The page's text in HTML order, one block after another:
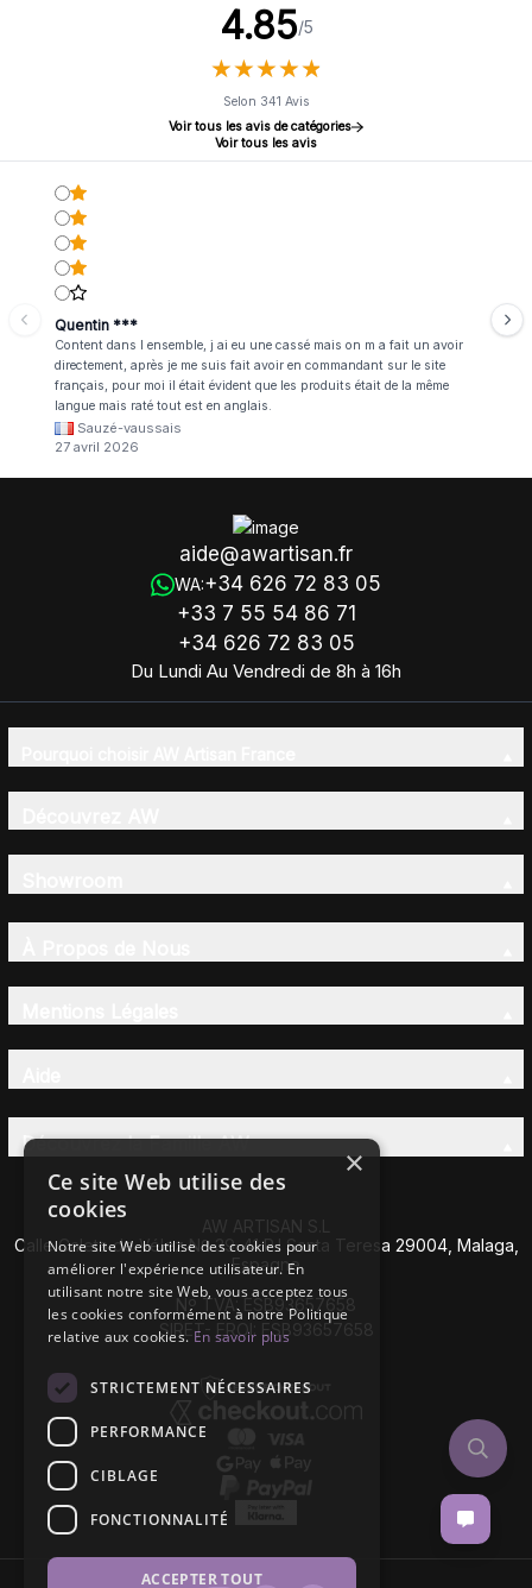
4.85/5
★★★★★
★★★★★
Selon 341 Avis
Voir tous les avis de catégories
Voir tous les avis
Quentin ***
Content dans l ensemble, j ai eu une cassé mais on m a fait un avoir
directement, après je me suis fait avoir en commandant sur le site
français, pour moi il était évident que les produits était de la même
langue mais raté tout est en anglais.
Sauzé-vaussais
27 avril 2026
aide@awartisan.fr
WA:+34 626 72 83 05
+33 7 55 54 86 71
+34 626 72 83 05
Du Lundi Au Vendredi de 8h à 16h
Découvrez la Famille AW
AW ARTISAN S.L
Calle Caleta de Vélez Nº 39-41 P.I Santa Teresa 29004, Malaga,
Espagne
Nº TVA: ESB93657658
SIRET- EROI: ESB93657658
×
Ce site Web utilise des
cookies
Notre site Web utilise des cookies pour
améliorer l'expérience utilisateur. En
utilisant notre site Web, vous acceptez tous
les cookies conformément à notre Politique
relative aux cookies.En savoir plus
STRICTEMENT NÉCESSAIRES
PERFORMANCE
CIBLAGE
FONCTIONNALITÉ
ACCEPTER TOUT